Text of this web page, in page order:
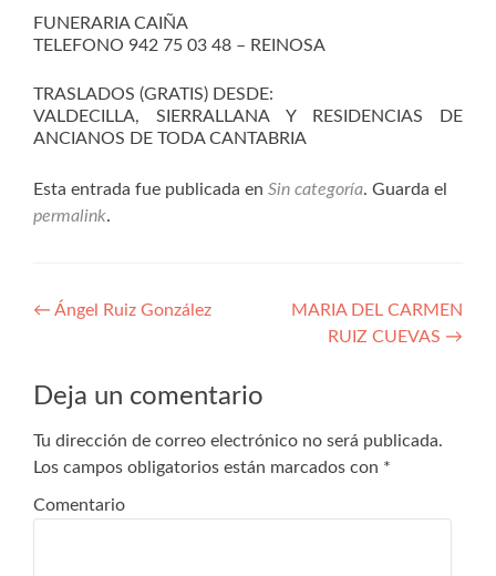
FUNERARIA CAIÑA
TELEFONO 942 75 03 48 – REINOSA
TRASLADOS (GRATIS) DESDE:
VALDECILLA, SIERRALLANA Y RESIDENCIAS DE
ANCIANOS DE TODA CANTABRIA
Esta entrada fue publicada en Sin categoría. Guarda el
permalink.
Navegación
entradas
← Ángel Ruiz González
MARIA DEL CARMEN
RUIZ CUEVAS →
Deja un comentario
Tu dirección de correo electrónico no será publicada.
Los campos obligatorios están marcados con *
Comentario